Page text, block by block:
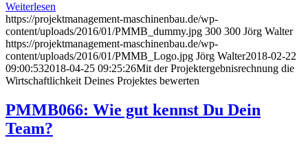
Weiterlesen
https://projektmanagement-maschinenbau.de/wp-
content/uploads/2016/01/PMMB_dummy.jpg 300 300 Jörg Walter
https://projektmanagement-maschinenbau.de/wp-
content/uploads/2016/01/PMMB_Logo.jpg Jörg Walter2018-02-22
09:00:532018-04-25 09:25:26Mit der Projektergebnisrechnung die
Wirtschaftlichkeit Deines Projektes bewerten
PMMB066: Wie gut kennst Du Dein
Team?